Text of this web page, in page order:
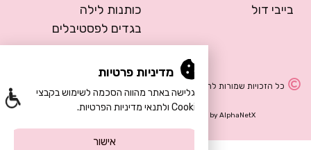
בייבי דול
כותנות לילה
בגדים לפסטיבלים
כל הזכויות שמורות להרמוסה – הלבשה תחתונה
Development byAlphaNetX
מדיניות פרטיות
הגלישה באתר מהווה הסכמה לשימוש בקבצי
Cookie ולתנאי מדיניות הפרטיות.
אישור